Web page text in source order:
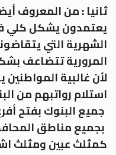
ثانيا : من المعروف
يعتمدون يشكل كلي
الشهرية التي
المرورية تتضاعف
لأن غالبية
استلام رواتبهم من
جميع البنوك بفتح
بجميع مناطق
كمثلث عبين ومثلث